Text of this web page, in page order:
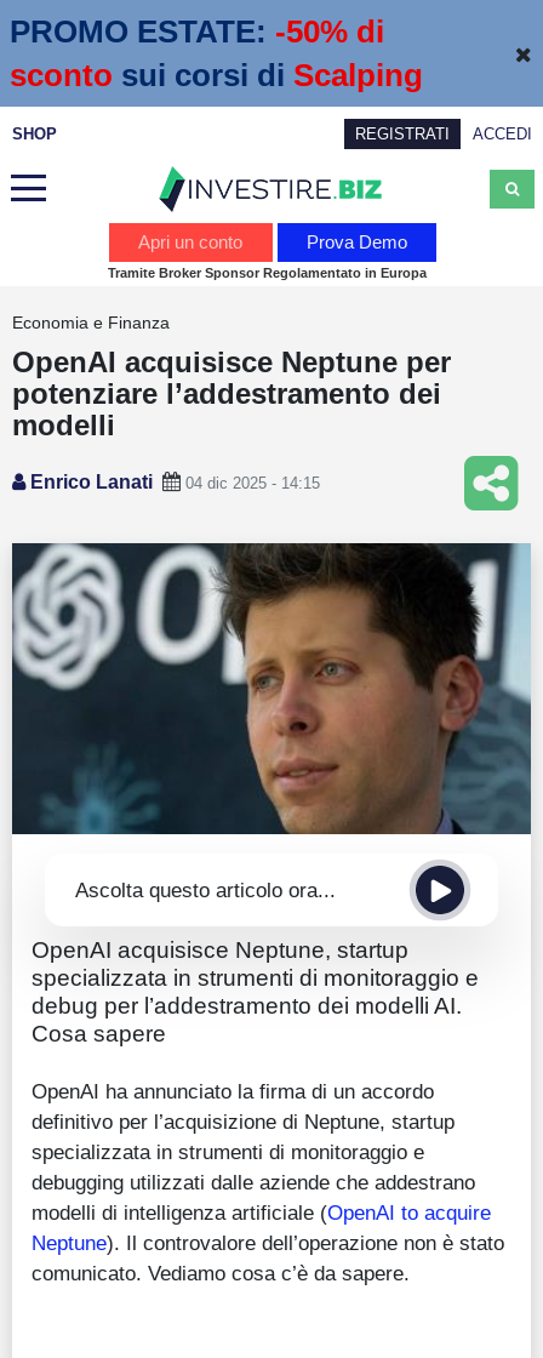
PROMO ESTATE: -50% di
sconto sui corsi di Scalping
SHOP REGISTRATI ACCEDI
Webinar
Servizi
Trading
Guide
Quotazioni
Conto IG
Stagionalità
Apri un conto Prova Demo
Tramite Broker Sponsor Regolamentato in Europa
Economia e Finanza
OpenAI acquisisce Neptune per
potenziare l’addestramento dei
modelli
Enrico Lanati 04 dic 2025 - 14:15
Ascolta questo articolo ora...
OpenAI acquisisce Neptune, startup
specializzata in strumenti di monitoraggio e
debug per l’addestramento dei modelli AI.
Cosa sapere
OpenAI ha annunciato la firma di un accordo
definitivo per l’acquisizione di Neptune, startup
specializzata in strumenti di monitoraggio e
debugging utilizzati dalle aziende che addestrano
modelli di intelligenza artificiale (OpenAI to acquire
Neptune). Il controvalore dell’operazione non è stato
comunicato. Vediamo cosa c’è da sapere.